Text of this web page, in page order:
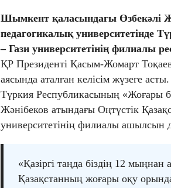
Шымкент қаласындағы Өзбекәлі
педагогикалық университетінде
– Гази университетінің филиалы
ҚР Президенті Қасым-Жомарт
аясында аталған келісім жүзеге асты.
Түркия Республикасының «Жоғары
Жәнібеков атындағы Оңтүстік
университетінің филиалы ашылсын
«Қазіргі таңда біздің 12 мыңнан
Қазақстанның жоғары оқу